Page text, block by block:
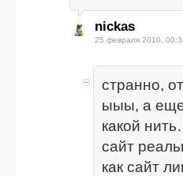
nickas
25 февраля 2010,
странно,
ыыы, а еще
какой
сайт
как сайт